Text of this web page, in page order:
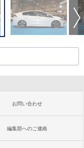
お問い合わせ
編集部へのご連絡